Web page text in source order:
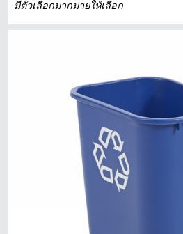
มีตัวเลือกมากมายให้เลือก